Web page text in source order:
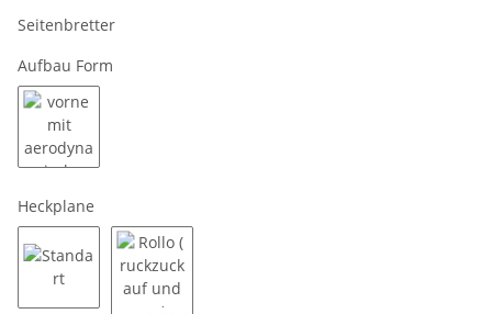
Seitenbretter
Aufbau Form
Heckplane